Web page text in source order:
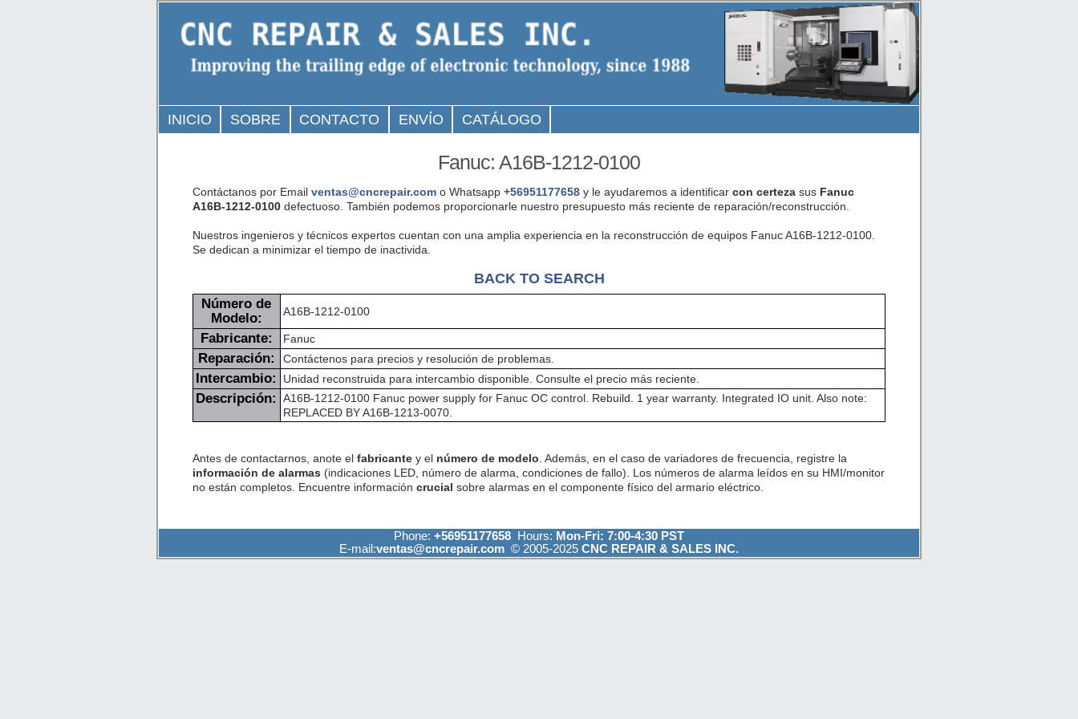
INICIO SOBRE CONTACTO ENVÍO CATÁLOGO
Fanuc: A16B-1212-0100
Contáctanos por Email ventas@cncrepair.como Whatsapp +56951177658y le ayudaremos a identificar con certezasus Fanuc
A16B-1212-0100defectuoso. También podemos proporcionarle nuestro presupuesto más reciente de reparación/reconstrucción.
Nuestros ingenieros y técnicos expertos cuentan con una amplia experiencia en la reconstrucción de equipos Fanuc A16B-1212-0100.
Se dedican a minimizar el tiempo de inactivida.
BACK TO SEARCH
Número de
Modelo:
A16B-1212-0100
Fabricante: Fanuc
Reparación: Contáctenos para precios y resolución de problemas.
Intercambio: Unidad reconstruida para intercambio disponible. Consulte el precio más reciente.
Descripción:
A16B-1212-0100 Fanuc power supply for Fanuc OC control. Rebuild. 1 year warranty. Integrated IO unit. Also note:
REPLACED BY A16B-1213-0070.
Antes de contactarnos, anote el fabricantey el número de modelo . Además, en el caso de variadores de frecuencia, registre la
información de alarmas (indicaciones LED, número de alarma, condiciones de fallo). Los números de alarma leídos en su HMI/monitor
no están completos. Encuentre información crucial sobre alarmas en el componente físico del armario eléctrico.
Phone: +56951177658 Hours: Mon-Fri: 7:00-4:30 PST
E-mail:ventas@cncrepair.com © 2005-2025 CNC REPAIR & SALES INC.